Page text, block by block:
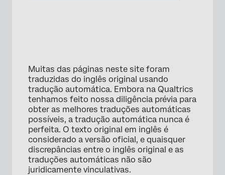
Muitas das páginas neste site foram
traduzidas do inglês original usando
tradução automática. Embora na Qualtrics
tenhamos feito nossa diligência prévia para
obter as melhores traduções automáticas
possíveis, a tradução automática nunca é
perfeita. O texto original em inglês é
considerado a versão oficial, e quaisquer
discrepâncias entre o inglês original e as
traduções automáticas não são
juridicamente vinculativas.